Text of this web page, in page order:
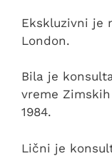
Ekskluzivni je
London.
Bila je
vreme
1984.
Lični je